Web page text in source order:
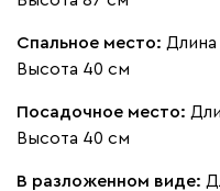
Спальное место: Длина
Высота 40 см
Посадочное место:
Высота 40 см
В разложенном виде: